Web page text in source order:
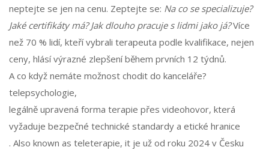
neptejte se jen na cenu. Zeptejte se: Na co se specializuje?
Jaké certifikáty má? Jak dlouho pracuje s lidmi jako já?Více
než 70 % lidí, kteří vybrali terapeuta podle kvalifikace, nejen
ceny, hlásí výrazné zlepšení během prvních 12 týdnů.
A co když nemáte možnost chodit do kanceláře?
telepsychologie,
legálně upravená forma terapie přes videohovor, která
vyžaduje bezpečné technické standardy a etické hranice
. Also known as teleterapie, it je už od roku 2024 v Česku